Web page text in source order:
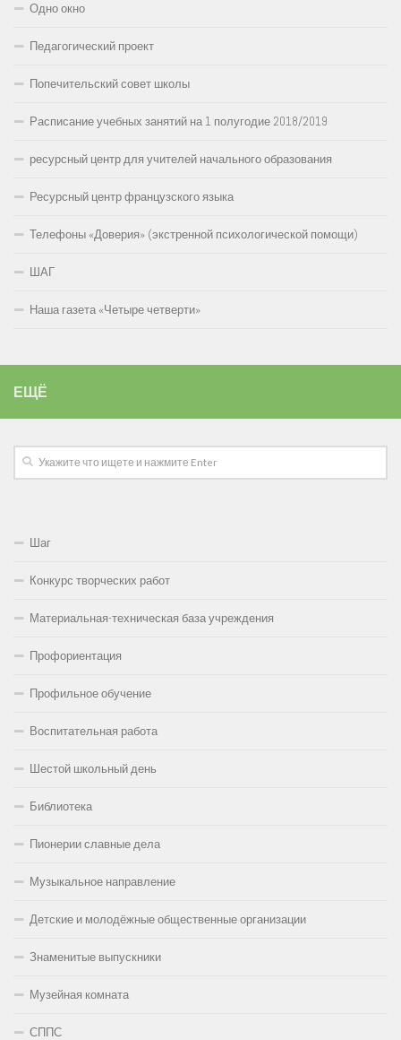
Одно окно
Педагогический проект
Попечительский совет школы
Расписание учебных занятий на 1 полугодие 2018/2019
ресурсный центр для учителей начального образования
Ресурсный центр французского языка
Телефоны «Доверия» (экстренной психологической помощи)
ШАГ
Наша газета «Четыре четверти»
ЕЩЁ
Шаг
Конкурс творческих работ
Материальная-техническая база учреждения
Профориентация
Профильное обучение
Воспитательная работа
Шестой школьный день
Библиотека
Пионерии славные дела
Музыкальное направление
Детские и молодёжные общественные организации
Знаменитые выпускники
Музейная комната
СППС